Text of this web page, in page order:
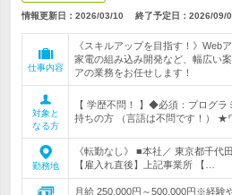
情報更新日：2026/03/10 終了予定日： 2026/09/
仕事内容
《スキルアップを目指す！》Web
家電の組み込み開発など、幅広い
アの業務をお任せします！
対象と
なる方
【 学歴不問！ 】◆必須：プログ
持ちの方 （言語は不問です！）
勤務地
《転勤なし》 ■本社／ 東京都千代
【雇入れ直後】上記事業所 【…
月給 250,000円～500,000円※経験